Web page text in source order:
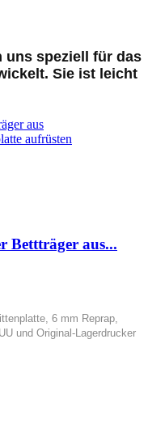
uns speziell für das
Sie ist leicht
Bettträger aus...
6 mm Reprap,
und Original-Lagerdrucker